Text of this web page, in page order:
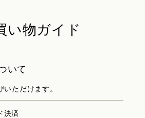
い物ガイド
いて
ただけます。
決済